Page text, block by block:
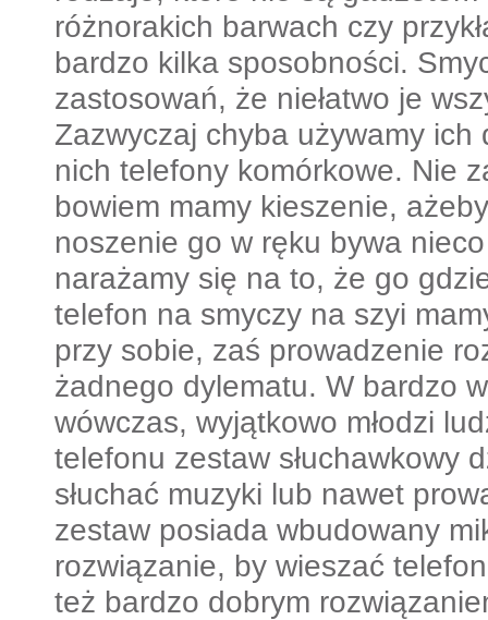
różnorakich barwach czy
bardzo kilka sposobności.
zastosowań, że niełatwo je
Zazwyczaj chyba używamy
nich telefony komórkowe. Nie
bowiem mamy kieszenie,
noszenie go w ręku bywa
narażamy się na to, że go
telefon na smyczy na szyi
przy sobie, zaś prowadzenie
żadnego dylematu. W bardzo
wówczas, wyjątkowo młodzi
telefonu zestaw słuchawkowy
słuchać muzyki lub nawet
zestaw posiada wbudowany
rozwiązanie, by wieszać
też bardzo dobrym